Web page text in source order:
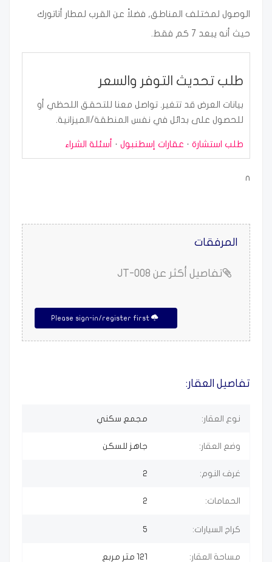
الوصول لمختلف المناطق, فضلاً عن القرب لمطار أتاتورك
حيث أنه يبعد 7 كم فقط.
طلب تحديث التوفر والسعر
بيانات العرض قد تتغير. تواصل معنا للتحقق اللحظي أو
للحصول على بدائل في نفس المنطقة/الميزانية.
طلب استشارة · عقارات إسطنبول · أسئلة الشراء
n
المرفقات
تفاصيل أكثر عن JT-008
تفاصيل العقار:
نوع العقار: مجمع سكني
وضع العقار: جاهز للسكن
غرف النوم: 2
الحمامات:
كراج السيارات:
مساحة العقار: